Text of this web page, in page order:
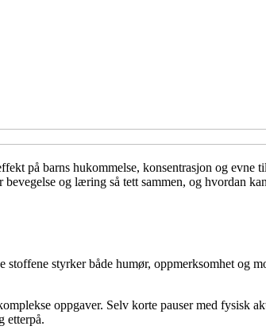
på barns hukommelse, konsentrasjon og evne
og læring så tett sammen, og hvordan
styrker både humør, oppmerksomhet og
oppgaver. Selv korte pauser med fysisk
etterpå.